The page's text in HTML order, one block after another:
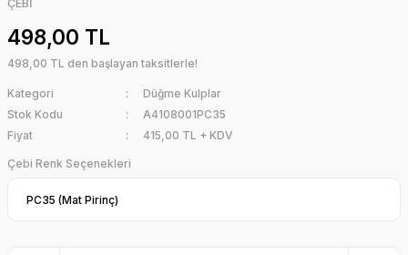
ÇEBİ
498,00 TL
498,00 TL den başlayan taksitlerle!
Kategori
Düğme Kulplar
Stok Kodu
A4108001PC35
Fiyat
415,00 TL + KDV
Çebi Renk Seçenekleri